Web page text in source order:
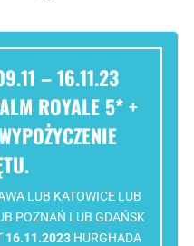
– 16.11.23
ROYALE 5* +
LUB KATOWICE LUB
POZNAŃ LUB GDAŃSK
16.11.2023HURGHADA